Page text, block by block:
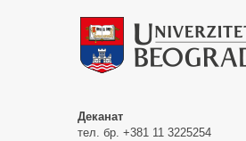
Деканат
тел. бр. +381 11 3225254